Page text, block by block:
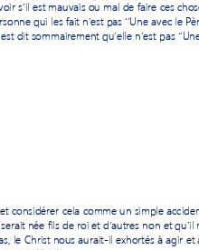
s’il est mauvais ou mal de faire ces
qui les fait n’est pas ‘’Une avec le
dit sommairement qu’elle n’est pas
considérer cela comme un simple accide
serait née fils de roi et d’autres non et qu’il
le Christ nous aurait-il exhortés à agir et